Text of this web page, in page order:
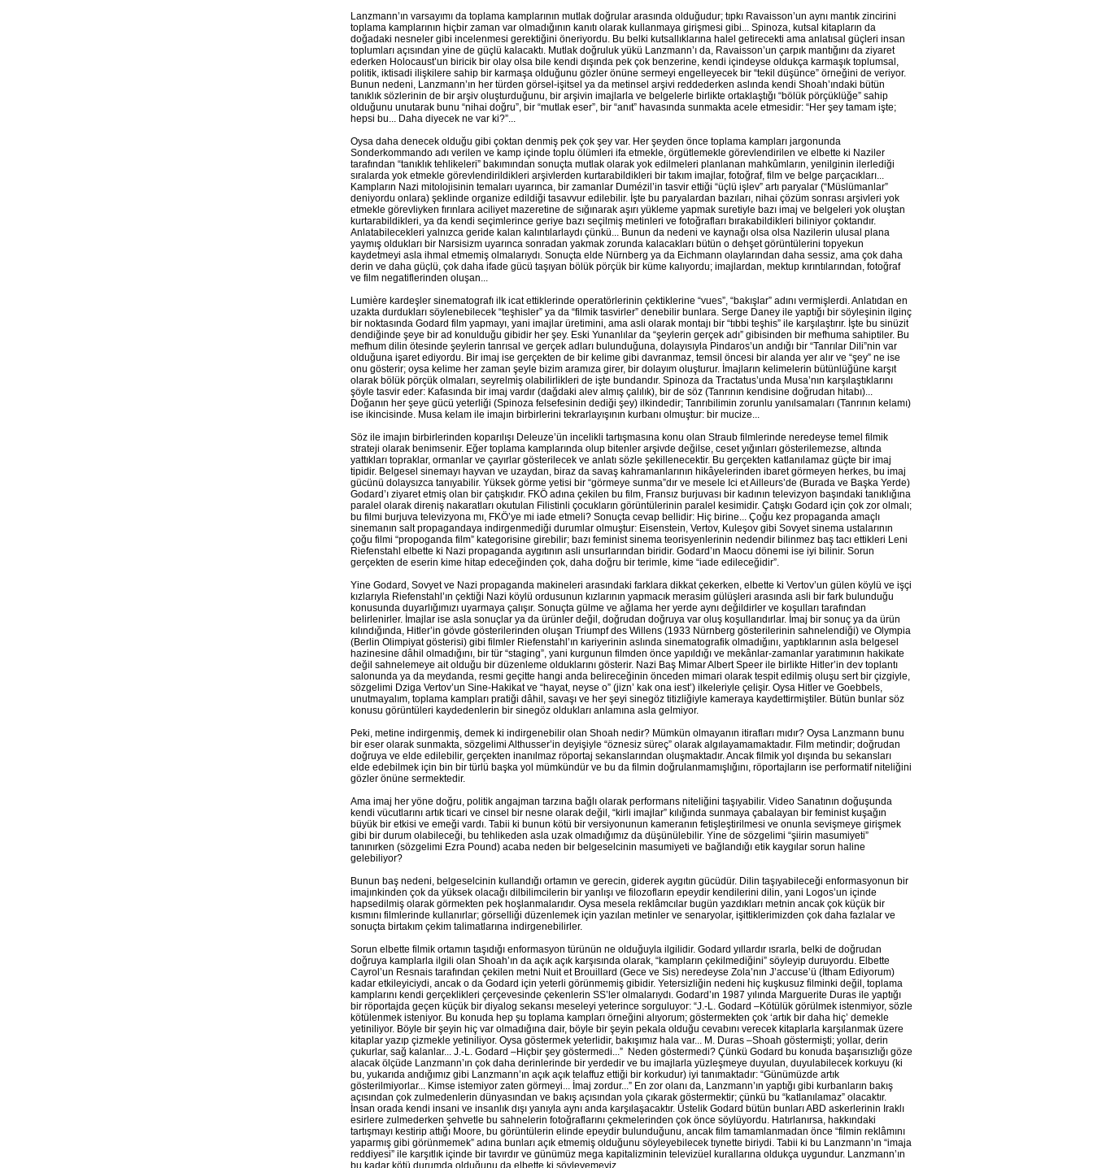
Lanzmann’ın varsayımı da toplama kamplarının mutlak doğrular arasında olduğudur; tıpkı Ravaisson’un aynı mantık zincirini
toplama kamplarının hiçbir zaman var olmadığının kanıtı olarak kullanmaya girişmesi gibi... Spinoza, kutsal kitapların da
doğadaki nesneler gibi incelenmesi gerektiğini öneriyordu. Bu belki kutsallıklarına halel getirecekti ama anlatısal güçleri insan
toplumları açısından yine de güçlü kalacaktı. Mutlak doğruluk yükü Lanzmann’ı da, Ravaisson’un çarpık mantığını da ziyaret
ederken Holocaust’un biricik bir olay olsa bile kendi dışında pek çok benzerine, kendi içindeyse oldukça karmaşık toplumsal,
politik, iktisadi ilişkilere sahip bir karmaşa olduğunu gözler önüne sermeyi engelleyecek bir “tekil düşünce” örneğini de veriyor.
Bunun nedeni, Lanzmann’ın her türden görsel-işitsel ya da metinsel arşivi reddederken aslında kendi Shoah’ındaki bütün
tanıklık sözlerinin de bir arşiv oluşturduğunu, bir arşivin imajlarla ve belgelerle birlikte ortaklaştığı “bölük pörçüklüğe” sahip
olduğunu unutarak bunu “nihai doğru”, bir “mutlak eser”, bir “anıt” havasında sunmakta acele etmesidir: “Her şey tamam işte;
hepsi bu... Daha diyecek ne var ki?”...
Oysa daha denecek olduğu gibi çoktan denmiş pek çok şey var. Her şeyden önce toplama kampları jargonunda
Sonderkommando adı verilen ve kamp içinde toplu ölümleri ifa etmekle, örgütlemekle görevlendirilen ve elbette ki Naziler
tarafından “tanıklık tehlikeleri” bakımından sonuçta mutlak olarak yok edilmeleri planlanan mahkûmların, yenilginin ilerlediği
sıralarda yok etmekle görevlendirildikleri arşivlerden kurtarabildikleri bir takım imajlar, fotoğraf, film ve belge parçacıkları...
Kampların Nazi mitolojisinin temaları uyarınca, bir zamanlar Dumézil’in tasvir ettiği “üçlü işlev” artı paryalar (“Müslümanlar”
deniyordu onlara) şeklinde organize edildiği tasavvur edilebilir. İşte bu paryalardan bazıları, nihai çözüm sonrası arşivleri yok
etmekle görevliyken fırınlara aciliyet mazeretine de sığınarak aşırı yükleme yapmak suretiyle bazı imaj ve belgeleri yok oluştan
kurtarabildikleri, ya da kendi seçimlerince geriye bazı seçilmiş metinleri ve fotoğrafları bırakabildikleri biliniyor çoktandır.
Anlatabilecekleri yalnızca geride kalan kalıntılarlaydı çünkü... Bunun da nedeni ve kaynağı olsa olsa Nazilerin ulusal plana
yaymış oldukları bir Narsisizm uyarınca sonradan yakmak zorunda kalacakları bütün o dehşet görüntülerini topyekun
kaydetmeyi asla ihmal etmemiş olmalarıydı. Sonuçta elde Nürnberg ya da Eichmann olaylarından daha sessiz, ama çok daha
derin ve daha güçlü, çok daha ifade gücü taşıyan bölük pörçük bir küme kalıyordu; imajlardan, mektup kırıntılarından, fotoğraf
ve film negatiflerinden oluşan...
Lumière kardeşler sinematografı ilk icat ettiklerinde operatörlerinin çektiklerine “vues”, “bakışlar” adını vermişlerdi. Anlatıdan en
uzakta durdukları söylenebilecek “teşhisler” ya da “filmik tasvirler” denebilir bunlara. Serge Daney ile yaptığı bir söyleşinin ilginç
bir noktasında Godard film yapmayı, yani imajlar üretimini, ama asli olarak montajı bir “tıbbi teşhis” ile karşılaştırır. İşte bu sinüzit
dendiğinde şeye bir ad konulduğu gibidir her şey. Eski Yunanlılar da “şeylerin gerçek adı” gibisinden bir mefhuma sahiptiler. Bu
mefhum dilin ötesinde şeylerin tanrısal ve gerçek adları bulunduğuna, dolayısıyla Pindaros’un andığı bir “Tanrılar Dili”nin var
olduğuna işaret ediyordu. Bir imaj ise gerçekten de bir kelime gibi davranmaz, temsil öncesi bir alanda yer alır ve “şey” ne ise
onu gösterir; oysa kelime her zaman şeyle bizim aramıza girer, bir dolayım oluşturur. İmajların kelimelerin bütünlüğüne karşıt
olarak bölük pörçük olmaları, seyrelmiş olabilirlikleri de işte bundandır. Spinoza da Tractatus’unda Musa’nın karşılaştıklarını
şöyle tasvir eder: Kafasında bir imaj vardır (dağdaki alev almış çalılık), bir de söz (Tanrının kendisine doğrudan hitabı)...
Doğanın her şeye gücü yeterliği (Spinoza felsefesinin dediği şey) ilkindedir; Tanrıbilimin zorunlu yanılsamaları (Tanrının kelamı)
ise ikincisinde. Musa kelam ile imajın birbirlerini tekrarlayışının kurbanı olmuştur: bir mucize...
Söz ile imajın birbirlerinden koparılışı Deleuze’ün incelikli tartışmasına konu olan Straub filmlerinde neredeyse temel filmik
strateji olarak benimsenir. Eğer toplama kamplarında olup bitenler arşivde değilse, ceset yığınları gösterilemezse, altında
yattıkları topraklar, ormanlar ve çayırlar gösterilecek ve anlatı sözle şekillenecektir. Bu gerçekten katlanılamaz güçte bir imaj
tipidir. Belgesel sinemayı hayvan ve uzaydan, biraz da savaş kahramanlarının hikâyelerinden ibaret görmeyen herkes, bu imaj
gücünü dolaysızca tanıyabilir. Yüksek görme yetisi bir “görmeye sunma”dır ve mesele Ici et Ailleurs’de (Burada ve Başka Yerde)
Godard’ı ziyaret etmiş olan bir çatışkıdır. FKÖ adına çekilen bu film, Fransız burjuvası bir kadının televizyon başındaki tanıklığına
paralel olarak direniş nakaratları okutulan Filistinli çocukların görüntülerinin paralel kesimidir. Çatışkı Godard için çok zor olmalı;
bu filmi burjuva televizyona mı, FKÖ’ye mi iade etmeli? Sonuçta cevap bellidir: Hiç birine... Çoğu kez propaganda amaçlı
sinemanın salt propagandaya indirgenmediği durumlar olmuştur: Eisenstein, Vertov, Kuleşov gibi Sovyet sinema ustalarının
çoğu filmi “propoganda film” kategorisine girebilir; bazı feminist sinema teorisyenlerinin nedendir bilinmez baş tacı ettikleri Leni
Riefenstahl elbette ki Nazi propaganda aygıtının asli unsurlarından biridir. Godard’ın Maocu dönemi ise iyi bilinir. Sorun
gerçekten de eserin kime hitap edeceğinden çok, daha doğru bir terimle, kime “iade edileceğidir”.
Yine Godard, Sovyet ve Nazi propaganda makineleri arasındaki farklara dikkat çekerken, elbette ki Vertov’un gülen köylü ve işçi
kızlarıyla Riefenstahl’ın çektiği Nazi köylü ordusunun kızlarının yapmacık merasim gülüşleri arasında asli bir fark bulunduğu
konusunda duyarlığımızı uyarmaya çalışır. Sonuçta gülme ve ağlama her yerde aynı değildirler ve koşulları tarafından
belirlenirler. İmajlar ise asla sonuçlar ya da ürünler değil, doğrudan doğruya var oluş koşullarıdırlar. İmaj bir sonuç ya da ürün
kılındığında, Hitler’in gövde gösterilerinden oluşan Triumpf des Willens (1933 Nürnberg gösterilerinin sahnelendiği) ve Olympia
(Berlin Olimpiyat gösterisi) gibi filmler Riefenstahl’ın kariyerinin aslında sinematografik olmadığını, yaptıklarının asla belgesel
hazinesine dâhil olmadığını, bir tür “staging”, yani kurgunun filmden önce yapıldığı ve mekânlar-zamanlar yaratımının hakikate
değil sahnelemeye ait olduğu bir düzenleme olduklarını gösterir. Nazi Baş Mimar Albert Speer ile birlikte Hitler’in dev toplantı
salonunda ya da meydanda, resmi geçitte hangi anda belireceğinin önceden mimari olarak tespit edilmiş oluşu sert bir çizgiyle,
sözgelimi Dziga Vertov’un Sine-Hakikat ve “hayat, neyse o” (jizn’ kak ona iest’) ilkeleriyle çelişir. Oysa Hitler ve Goebbels,
unutmayalım, toplama kampları pratiği dâhil, savaşı ve her şeyi sinegöz titizliğiyle kameraya kaydettirmiştiler. Bütün bunlar söz
konusu görüntüleri kaydedenlerin bir sinegöz oldukları anlamına asla gelmiyor.
Peki, metine indirgenmiş, demek ki indirgenebilir olan Shoah nedir? Mümkün olmayanın itirafları mıdır? Oysa Lanzmann bunu
bir eser olarak sunmakta, sözgelimi Althusser’in deyişiyle “öznesiz süreç” olarak algılayamamaktadır. Film metindir; doğrudan
doğruya ve elde edilebilir, gerçekten inanılmaz röportaj sekanslarından oluşmaktadır. Ancak filmik yol dışında bu sekansları
elde edebilmek için bin bir türlü başka yol mümkündür ve bu da filmin doğrulanmamışlığını, röportajların ise performatif niteliğini
gözler önüne sermektedir.
Ama imaj her yöne doğru, politik angajman tarzına bağlı olarak performans niteliğini taşıyabilir. Video Sanatının doğuşunda
kendi vücutlarını artık ticari ve cinsel bir nesne olarak değil, “kirli imajlar” kılığında sunmaya çabalayan bir feminist kuşağın
büyük bir etkisi ve emeği vardı. Tabii ki bunun kötü bir versiyonunun kameranın fetişleştirilmesi ve onunla sevişmeye girişmek
gibi bir durum olabileceği, bu tehlikeden asla uzak olmadığımız da düşünülebilir. Yine de sözgelimi “şiirin masumiyeti”
tanınırken (sözgelimi Ezra Pound) acaba neden bir belgeselcinin masumiyeti ve bağlandığı etik kaygılar sorun haline
gelebiliyor?
Bunun baş nedeni, belgeselcinin kullandığı ortamın ve gerecin, giderek aygıtın gücüdür. Dilin taşıyabileceği enformasyonun bir
imajınkinden çok da yüksek olacağı dilbilimcilerin bir yanlışı ve filozofların epeydir kendilerini dilin, yani Logos’un içinde
hapsedilmiş olarak görmekten pek hoşlanmalarıdır. Oysa mesela reklâmcılar bugün yazdıkları metnin ancak çok küçük bir
kısmını filmlerinde kullanırlar; görselliği düzenlemek için yazılan metinler ve senaryolar, işittiklerimizden çok daha fazlalar ve
sonuçta birtakım çekim talimatlarına indirgenebilirler.
Sorun elbette filmik ortamın taşıdığı enformasyon türünün ne olduğuyla ilgilidir. Godard yıllardır ısrarla, belki de doğrudan
doğruya kamplarla ilgili olan Shoah’ın da açık açık karşısında olarak, “kampların çekilmediğini” söyleyip duruyordu. Elbette
Cayrol’un Resnais tarafından çekilen metni Nuit et Brouillard (Gece ve Sis) neredeyse Zola’nın J’accuse’ü (İtham Ediyorum)
kadar etkileyiciydi, ancak o da Godard için yeterli görünmemiş gibidir. Yetersizliğin nedeni hiç kuşkusuz filminki değil, toplama
kamplarını kendi gerçeklikleri çerçevesinde çekenlerin SS’ler olmalarıydı. Godard’ın 1987 yılında Marguerite Duras ile yaptığı
bir röportajda geçen küçük bir diyalog sekansı meseleyi yeterince sorguluyor: “J.-L. Godard –Kötülük görülmek istenmiyor, sözle
kötülenmek isteniyor. Bu konuda hep şu toplama kampları örneğini alıyorum; göstermekten çok ‘artık bir daha hiç’ demekle
yetiniliyor. Böyle bir şeyin hiç var olmadığına dair, böyle bir şeyin pekala olduğu cevabını verecek kitaplarla karşılanmak üzere
kitaplar yazıp çizmekle yetiniliyor. Oysa göstermek yeterlidir, bakışımız hala var... M. Duras –Shoah göstermişti; yollar, derin
çukurlar, sağ kalanlar... J.-L. Godard –Hiçbir şey göstermedi...” Neden göstermedi? Çünkü Godard bu konuda başarısızlığı göze
alacak ölçüde Lanzmann’ın çok daha derinlerinde bir yerdedir ve bu imajlarla yüzleşmeye duyulan, duyulabilecek korkuyu (ki
bu, yukarıda andığımız gibi Lanzmann’ın açık açık telaffuz ettiği bir korkudur) iyi tanımaktadır: “Günümüzde artık
gösterilmiyorlar... Kimse istemiyor zaten görmeyi... İmaj zordur...” En zor olanı da, Lanzmann’ın yaptığı gibi kurbanların bakış
açısından çok zulmedenlerin dünyasından ve bakış açısından yola çıkarak göstermektir; çünkü bu “katlanılamaz” olacaktır.
İnsan orada kendi insani ve insanlık dışı yanıyla aynı anda karşılaşacaktır. Üstelik Godard bütün bunları ABD askerlerinin Iraklı
esirlere zulmederken şehvetle bu sahnelerin fotoğraflarını çekmelerinden çok önce söylüyordu. Hatırlanırsa, hakkındaki
tartışmayı kestirip attığı Moore, bu görüntülerin elinde epeydir bulunduğunu, ancak film tamamlanmadan önce “filmin reklâmını
yaparmış gibi görünmemek” adına bunları açık etmemiş olduğunu söyleyebilecek tıynette biriydi. Tabii ki bu Lanzmann’ın “imaja
reddiyesi” ile karşıtlık içinde bir tavırdır ve günümüz mega kapitalizminin televizüel kurallarına oldukça uygundur. Lanzmann’ın
bu kadar kötü durumda olduğunu da elbette ki söyleyemeyiz.